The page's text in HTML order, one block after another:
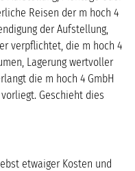
Reisen der m hoch 4
der Aufstellung,
verpflichtet, die m hoch 4
Lagerung wertvoller
die m hoch 4 GmbH
Geschieht dies
etwaiger Kosten und